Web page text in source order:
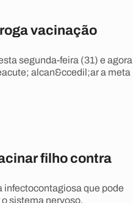
vacinação
segunda-feira (31) e agora
alcan&ccedil;ar a meta
filho contra
que pode
sistema nervoso,